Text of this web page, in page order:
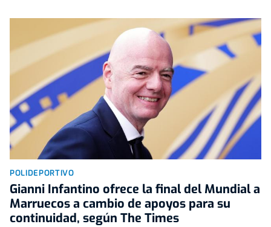
POLIDEPORTIVO
Gianni Infantino ofrece la final del Mundial a
Marruecos a cambio de apoyos para su
continuidad, según The Times